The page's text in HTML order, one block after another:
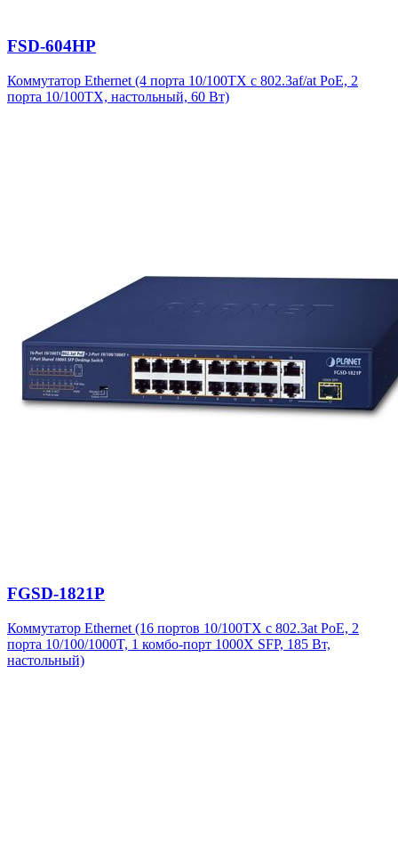
FSD-604HP
Коммутатор Ethernet (4 порта 10/100TX с 802.3af/at PoE, 2
порта 10/100TX, настольный, 60 Вт)
FGSD-1821P
Коммутатор Ethernet (16 портов 10/100TX с 802.3at PoE, 2
порта 10/100/1000T, 1 комбо-порт 1000X SFP, 185 Вт,
настольный)